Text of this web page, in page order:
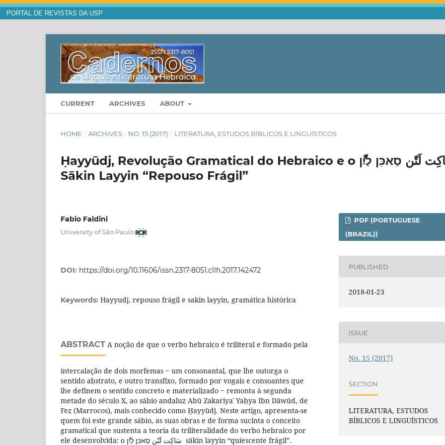
PORTAL DE REVISTAS DA USP
CURRENT ARCHIVES ABOUT
HOME / ARCHIVES / NO. 15 (2017) / LITERATURA, ESTUDOS BÍBLICOS E LINGUÍSTICOS
Ḥayyūdj, Revolução Gramatical do Hebraico e o سَاكِت لَتّن סַאכִּן לַיִّן
Sākin Layyin “Repouso Frágil”
Fabio Faldini
University of São Paulo
DOI: https://doi.org/10.11606/issn.2317-8051.cllh.2017.142472
Keywords: Hayyudj, repouso frágil e sakin layyin, gramática histórica
ABSTRACT A noção de que o verbo hebraico é triliteral e formado pela
intercalação de dois morfemas ‒ um consonantal, que lhe outorga o
sentido abstrato, e outro transfixo, formado por vogais e consoantes que
lhe definem o sentido concreto e materializado ‒ remonta à segunda
metade do século X, ao sábio andaluz Abū Zakariyaʾ Yaḥya Ibn Dāwūd, de
Fez (Marrocos), mais conhecido como Ḥayyūdj. Neste artigo, apresenta-se
quem foi este grande sábio, as suas obras e de forma sucinta o conceito
gramatical que sustenta a teoria da triliteralidade do verbo hebraico por
ele desenvolvida: o سَاكِت لَتّن סַאכִּן לַיִّן sākin layyin “quiescente frágil”.
PDF (PORTUGUESE
(BRAZIL))
PUBLISHED
2018-01-23
ISSUE
No. 15 (2017)
SECTION
LITERATURA, ESTUDOS
BÍBLICOS E LINGUÍSTICOS